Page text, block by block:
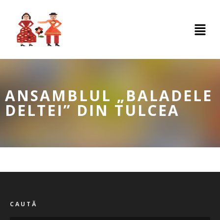
ANSAMBLUL „BALADELE
DELTEI” DIN TULCEA
CAUTĂ